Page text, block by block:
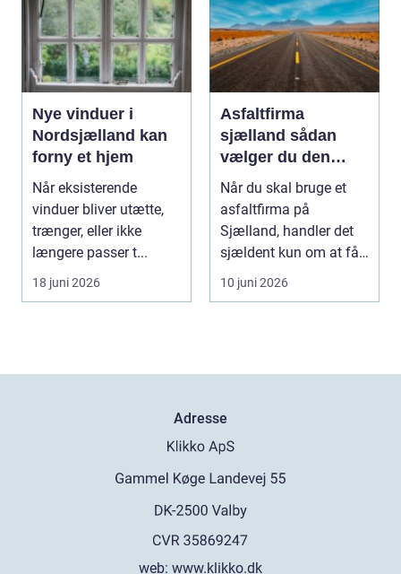
Nye vinduer i
Nordsjælland kan
forny et hjem
Når eksisterende
vinduer bliver utætte,
trænger, eller ikke
længere passer t...
18 juni 2026
Asfaltfirma
sjælland sådan
vælger du den
rette
samarbejdspartner
Når du skal bruge et
asfaltfirma på
Sjælland, handler det
sjældent kun om at få
lagt et nyt lag asfa...
10 juni 2026
Adresse
web: www.klikko.dk